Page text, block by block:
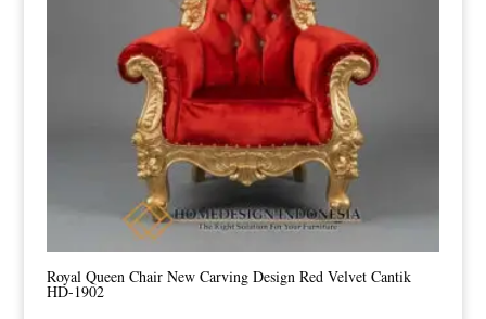
Royal Queen Chair New Carving Design Red Velvet Cantik
HD-1902